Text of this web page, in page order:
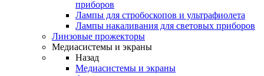
приборов
Лампы для стробоскопов и ультрафиолета
Лампы накаливания для световых приборов
Линзовые прожекторы
Медиасистемы и экраны
Назад
Медиасистемы и экраны